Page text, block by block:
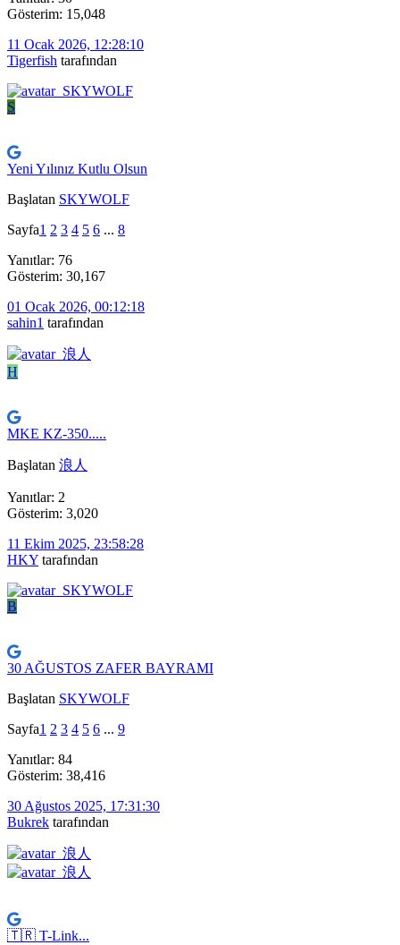
Gösterim: 15,048
11 Ocak 2026, 12:28:10
Tigerfish tarafından
S
Yeni Yılınız Kutlu Olsun
Başlatan SKYWOLF
Sayfa1 2 3 4 5 6 ... 8
Yanıtlar: 76
Gösterim: 30,167
01 Ocak 2026, 00:12:18
sahin1 tarafından
H
MKE KZ-350.....
Başlatan 浪人
Yanıtlar: 2
Gösterim: 3,020
11 Ekim 2025, 23:58:28
HKY tarafından
B
30 AĞUSTOS ZAFER BAYRAMI
Başlatan SKYWOLF
Sayfa1 2 3 4 5 6 ... 9
Yanıtlar: 84
Gösterim: 38,416
30 Ağustos 2025, 17:31:30
Bukrek tarafından
🇹🇷 T-Link...